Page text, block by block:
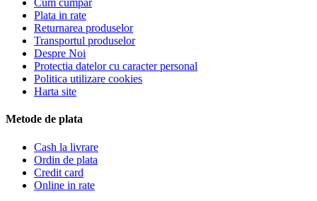
Cum cumpar
Plata in rate
Returnarea produselor
Transportul produselor
Despre Noi
Protectia datelor cu caracter personal
Politica utilizare cookies
Harta site
Metode de plata
Cash la livrare
Ordin de plata
Credit card
Online in rate